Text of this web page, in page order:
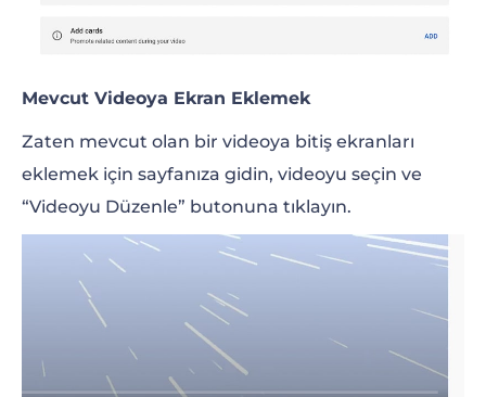
Mevcut Videoya Ekran Eklemek
Zaten mevcut olan bir videoya bitiş ekranları
eklemek için sayfanıza gidin, videoyu seçin ve
“Videoyu Düzenle” butonuna tıklayın.